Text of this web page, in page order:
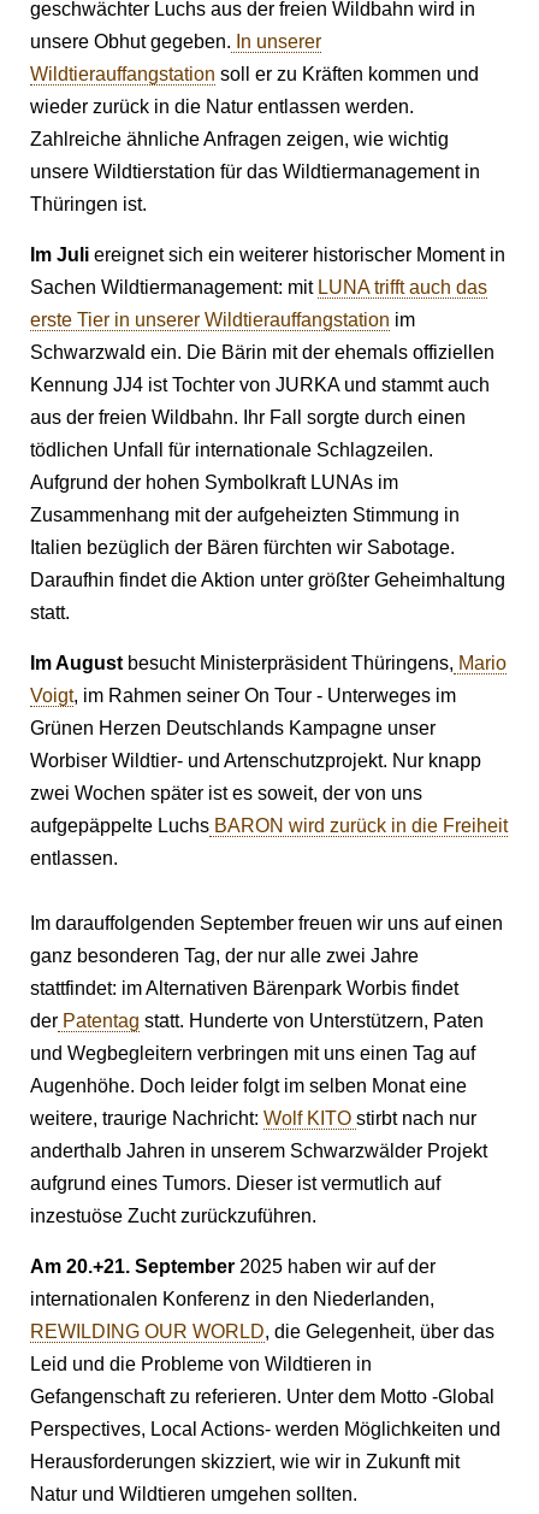
geschwächter Luchs aus der freien Wildbahn wird in
unsere Obhut gegeben. In unserer
Wildtierauffangstation soll er zu Kräften kommen und
wieder zurück in die Natur entlassen werden.
Zahlreiche ähnliche Anfragen zeigen, wie wichtig
unsere Wildtierstation für das Wildtiermanagement in
Thüringen ist.
Im Juli ereignet sich ein weiterer historischer Moment in
Sachen Wildtiermanagement: mit LUNA trifft auch das
erste Tier in unserer Wildtierauffangstation im
Schwarzwald ein. Die Bärin mit der ehemals offiziellen
Kennung JJ4 ist Tochter von JURKA und stammt auch
aus der freien Wildbahn. Ihr Fall sorgte durch einen
tödlichen Unfall für internationale Schlagzeilen.
Aufgrund der hohen Symbolkraft LUNAs im
Zusammenhang mit der aufgeheizten Stimmung in
Italien bezüglich der Bären fürchten wir Sabotage.
Daraufhin findet die Aktion unter größter Geheimhaltung
statt.
Im August besucht Ministerpräsident Thüringens, Mario
Voigt, im Rahmen seiner On Tour - Unterweges im
Grünen Herzen Deutschlands Kampagne unser
Worbiser Wildtier- und Artenschutzprojekt. Nur knapp
zwei Wochen später ist es soweit, der von uns
aufgepäppelte Luchs BARON wird zurück in die Freiheit
entlassen.
Im darauffolgenden September freuen wir uns auf einen
ganz besonderen Tag, der nur alle zwei Jahre
stattfindet: im Alternativen Bärenpark Worbis findet
der Patentag statt. Hunderte von Unterstützern, Paten
und Wegbegleitern verbringen mit uns einen Tag auf
Augenhöhe. Doch leider folgt im selben Monat eine
weitere, traurige Nachricht: Wolf KITO stirbt nach nur
anderthalb Jahren in unserem Schwarzwälder Projekt
aufgrund eines Tumors. Dieser ist vermutlich auf
inzestuöse Zucht zurückzuführen.
Am 20.+21. September 2025 haben wir auf der
internationalen Konferenz in den Niederlanden,
REWILDING OUR WORLD, die Gelegenheit, über das
Leid und die Probleme von Wildtieren in
Gefangenschaft zu referieren. Unter dem Motto -Global
Perspectives, Local Actions- werden Möglichkeiten und
Herausforderungen skizziert, wie wir in Zukunft mit
Natur und Wildtieren umgehen sollten.